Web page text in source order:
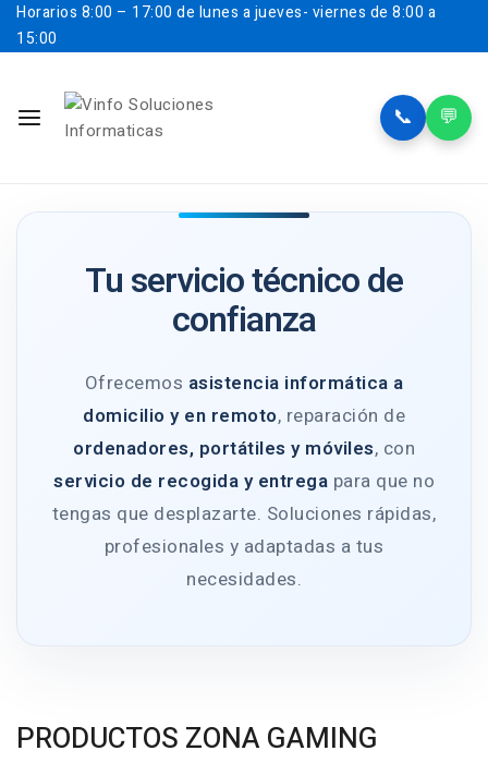
Horarios 8:00 – 17:00 de lunes a jueves- viernes de 8:00 a
15:00
📞 💬
Tu servicio técnico de
confianza
Ofrecemos asistencia informática a
domicilio y en remoto, reparación de
ordenadores, portátiles y móviles, con
servicio de recogida y entrega para que no
tengas que desplazarte. Soluciones rápidas,
profesionales y adaptadas a tus
necesidades.
PRODUCTOS ZONA GAMING